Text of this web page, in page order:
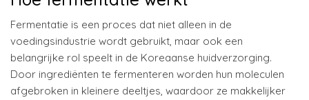
Fermentatie is een proces dat niet alleen in de
voedingsindustrie wordt gebruikt, maar ook een
belangrijke rol speelt in de Koreaanse huidverzorging.
Door ingrediënten te fermenteren worden hun moleculen
afgebroken in kleinere deeltjes, waardoor ze makkelijker